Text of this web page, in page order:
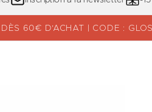
60€ D’ACHAT | CODE :